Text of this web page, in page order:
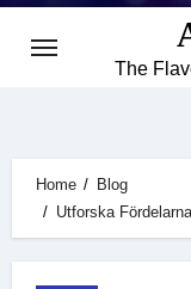
The
Home
Blog
Utforska